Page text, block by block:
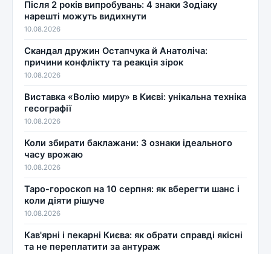
Після 2 років випробувань: 4 знаки Зодіаку
нарешті можуть видихнути
10.08.2026
Скандал дружин Остапчука й Анатоліча:
причини конфлікту та реакція зірок
10.08.2026
Виставка «Волію миру» в Києві: унікальна техніка
гесографії
10.08.2026
Коли збирати баклажани: 3 ознаки ідеального
часу врожаю
10.08.2026
Таро-гороскоп на 10 серпня: як вберегти шанс і
коли діяти рішуче
10.08.2026
Кав'ярні і пекарні Києва: як обрати справді якісні
та не переплатити за антураж